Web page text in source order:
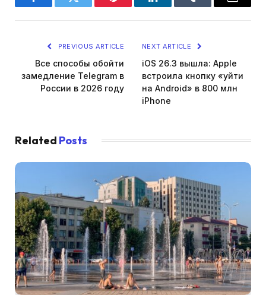
FacebookTwitter Pinterest LinkedInTumblr Email
PREVIOUS ARTICLE
Все способы обойти
замедление Telegram в
России в 2026 году
NEXT ARTICLE
iOS 26.3 вышла: Apple
встроила кнопку «уйти
на Android» в 800 млн
iPhone
Related Posts